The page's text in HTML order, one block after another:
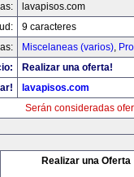
lavapisos.com
9 caracteres
Miscelaneas (varios),
Realizar una oferta!
lavapisos.com
Serán consideradas
Realizar una Oferta